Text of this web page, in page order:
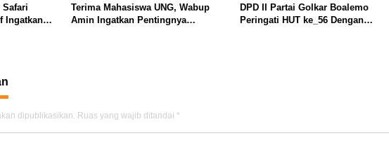
Safari
Ingatkan
Terima Mahasiswa UNG, Wabup
Amin Ingatkan Pentingnya
DPD II Partai Golkar Boalemo
Peringati HUT ke_56 Dengan
dipublikasikan. Ruas yang wajib ditandai *